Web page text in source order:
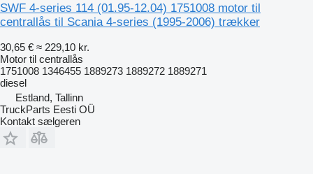
SWF 4-series 114 (01.95-12.04) 1751008 motor til
centrallås til Scania 4-series (1995-2006) trækker
30,65 € ≈ 229,10 kr.
Motor til centrallås
1751008 1346455 1889273 1889272 1889271
diesel
Estland, Tallinn
TruckParts Eesti OÜ
Kontakt sælgeren